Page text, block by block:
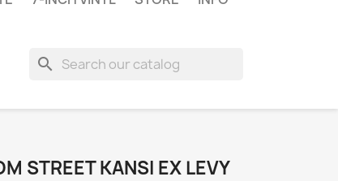
search
STREET KANSI EX LEVY